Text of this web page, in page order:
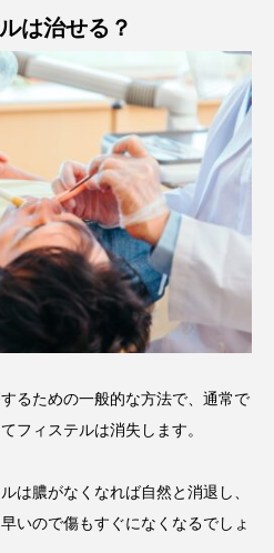
は治せる？
るための一般的な方法で、通常で
フィステルは消失します。
は膿がなくなれば自然と消退し、
いので傷もすぐになくなるでしょ